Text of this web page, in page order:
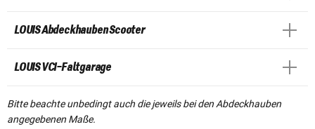
LOUIS Abdeckhauben Scooter
LOUIS VCI-Faltgarage
Bitte beachte unbedingt auch die jeweils bei den Abdeckhauben
angegebenen Maße.